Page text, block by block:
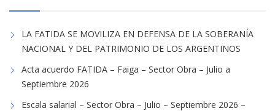
LA FATIDA SE MOVILIZA EN DEFENSA DE LA SOBERANÍA
NACIONAL Y DEL PATRIMONIO DE LOS ARGENTINOS
Acta acuerdo FATIDA – Faiga – Sector Obra – Julio a
Septiembre 2026
Escala salarial – Sector Obra – Julio – Septiembre 2026 –